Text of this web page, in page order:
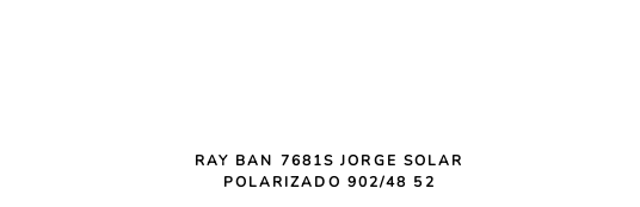
RAY BAN 7681S JORGE SOLAR
POLARIZADO 902/48 52